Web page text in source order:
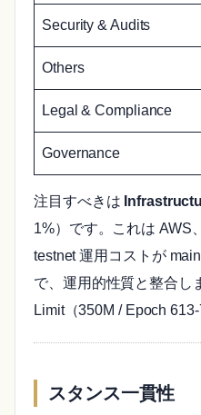
Security & Audits
Others
Legal & Compliance
Governance
注目すべきは
1%）です。これは AWS
testnet 運用コストが
で、運用的性質と整合し
Limit（350M / Epoch
スタンス一貫性